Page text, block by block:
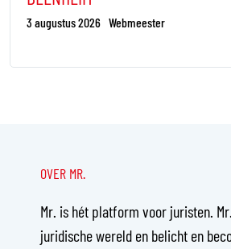
3 augustus 2026 Webmeester
OVER MR.
Mr. is hét platform voor juristen.
juridische wereld en belicht en